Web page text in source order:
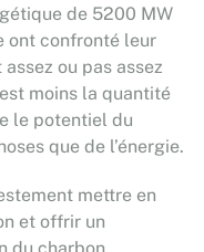
de 5200 MW
ont confronté leur
ou pas assez
moins la quantité
le potentiel du
que de l’énergie.
mettre en
et offrir un